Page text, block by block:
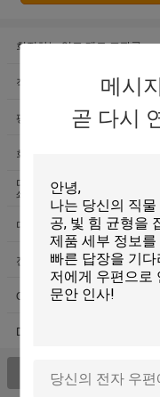
메시
곧 다시
회전하는 잉크 제트 조판공
직물 조각 기계
평상형 트레일러 레이저 조판
회전하는 조각 기계
디지털 방식으로 평상형 트레일
쇄 기계
디지털 방식으로 직물 인쇄 장
전통적인 격판덮개 기계에 컴
CTCP 기계
DMD CTS 기계
모든